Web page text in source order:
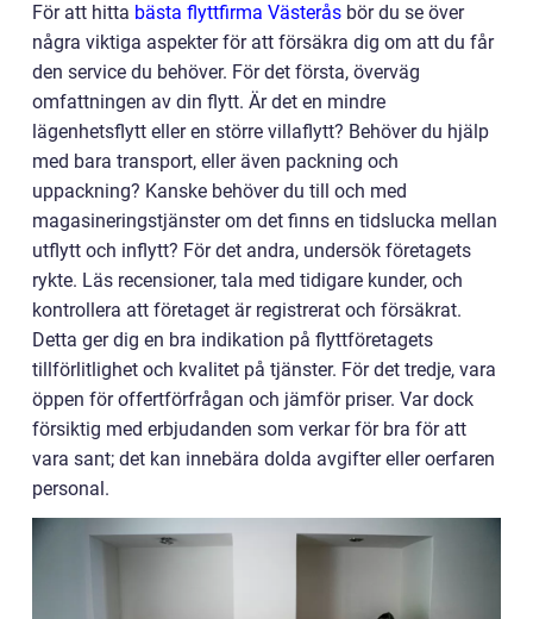
För att hitta bästa flyttfirma Västerås bör du se över
några viktiga aspekter för att försäkra dig om att du får
den service du behöver. För det första, överväg
omfattningen av din flytt. Är det en mindre
lägenhetsflytt eller en större villaflytt? Behöver du hjälp
med bara transport, eller även packning och
uppackning? Kanske behöver du till och med
magasineringstjänster om det finns en tidslucka mellan
utflytt och inflytt? För det andra, undersök företagets
rykte. Läs recensioner, tala med tidigare kunder, och
kontrollera att företaget är registrerat och försäkrat.
Detta ger dig en bra indikation på flyttföretagets
tillförlitlighet och kvalitet på tjänster. För det tredje, vara
öppen för offertförfrågan och jämför priser. Var dock
försiktig med erbjudanden som verkar för bra för att
vara sant; det kan innebära dolda avgifter eller oerfaren
personal.